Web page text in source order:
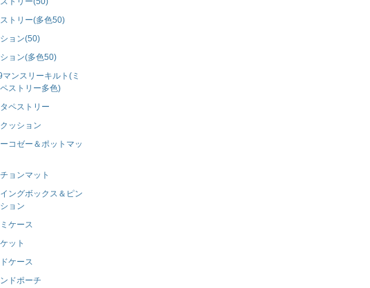
トリー(多色50)
ョン(50)
ョン(多色50)
ンスリーキルト(ミ
ストリー多色)
ペストリー
ッション
コゼー＆ポットマッ
ョンマット
ングボックス＆ピン
ョン
ケース
ット
ケース
ドポーチ